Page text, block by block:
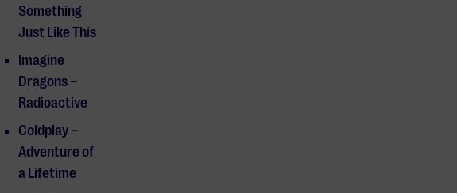
Something
Just Like This
Imagine
Dragons –
Radioactive
Coldplay –
Adventure of
a Lifetime